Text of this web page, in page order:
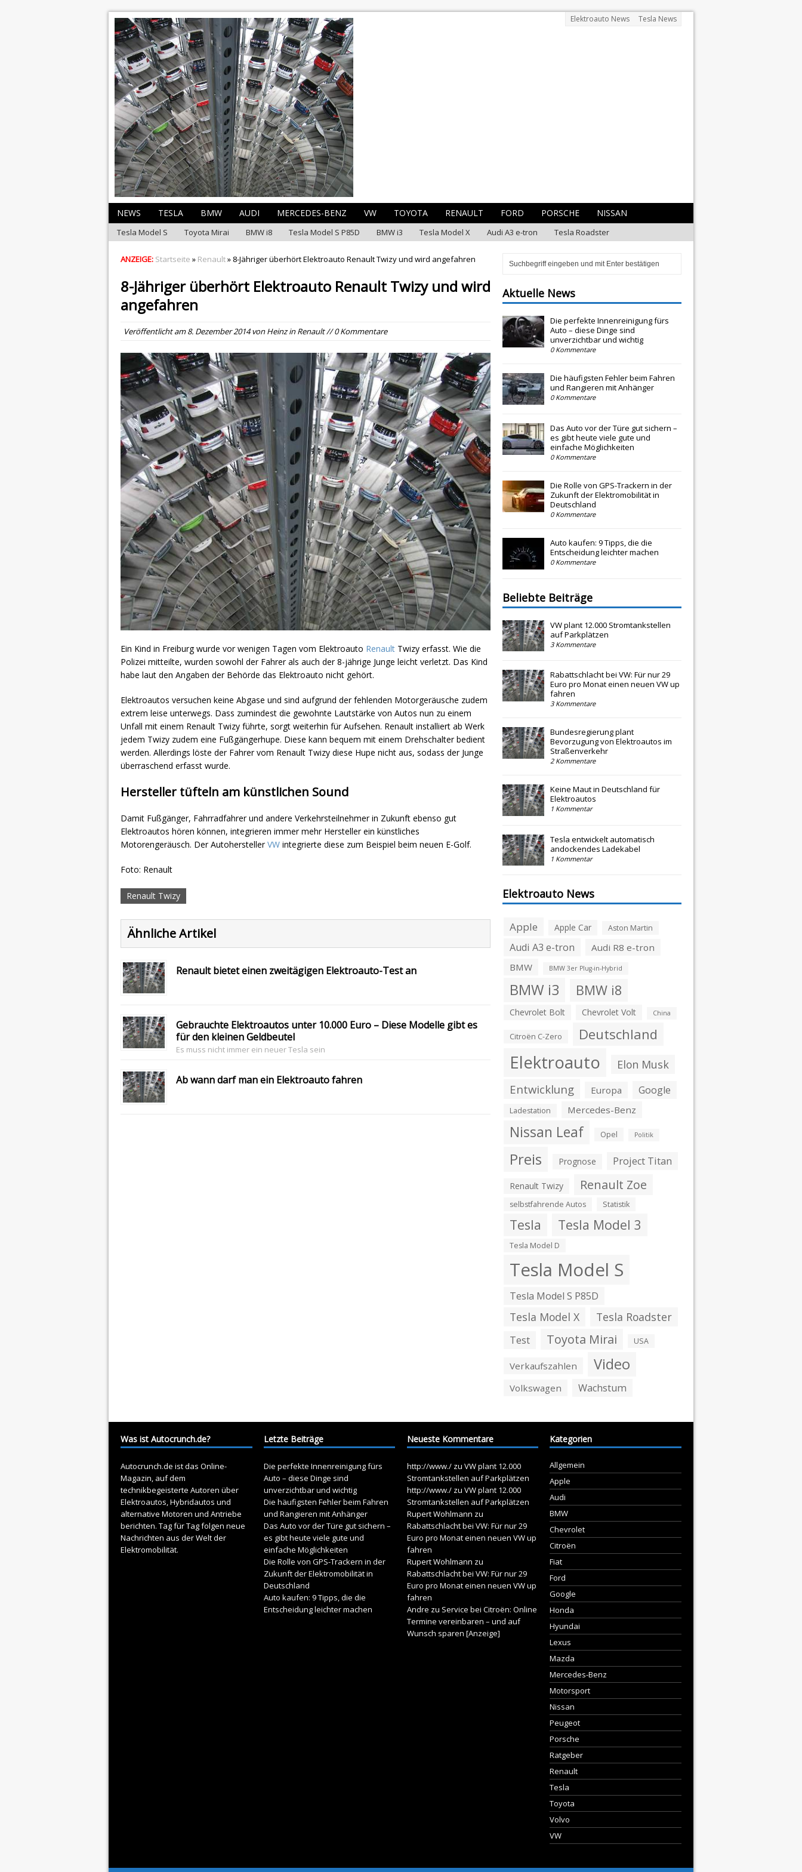
Elektroauto News Tesla News
NEWS TESLA BMW AUDI MERCEDES-BENZ VW TOYOTA RENAULT FORD PORSCHE NISSAN
Tesla Model S Toyota Mirai BMW i8 Tesla Model S P85D BMW i3 Tesla Model X Audi A3 e-tron Tesla Roadster
ANZEIGE: Startseite » Renault» 8-Jähriger überhört Elektroauto Renault Twizy und wird angefahren
8-Jähriger überhört Elektroauto Renault Twizy und wird
angefahren
Veröffentlicht am8. Dezember 2014vonHeinzinRenault// 0 Kommentare
Ein Kind in Freiburg wurde vor wenigen Tagen vom Elektroauto Renault Twizy erfasst. Wie die
Polizei mitteilte, wurden sowohl der Fahrer als auch der 8-jährige Junge leicht verletzt. Das Kind
habe laut den Angaben der Behörde das Elektroauto nicht gehört.
Elektroautos versuchen keine Abgase und sind aufgrund der fehlenden Motorgeräusche zudem
extrem leise unterwegs. Dass zumindest die gewohnte Lautstärke von Autos nun zu einem
Unfall mit einem Renault Twizy führte, sorgt weiterhin für Aufsehen. Renault installiert ab Werk
jedem Twizy zudem eine Fußgängerhupe. Diese kann bequem mit einem Drehschalter bedient
werden. Allerdings löste der Fahrer vom Renault Twizy diese Hupe nicht aus, sodass der Junge
überraschend erfasst wurde.
Hersteller tüfteln am künstlichen Sound
Damit Fußgänger, Fahrradfahrer und andere Verkehrsteilnehmer in Zukunft ebenso gut
Elektroautos hören können, integrieren immer mehr Hersteller ein künstliches
Motorengeräusch. Der AutoherstellerVW integrierte diese zum Beispiel beim neuen E-Golf.
Foto: Renault
Renault Twizy
Ähnliche Artikel
Renault bietet einen zweitägigen Elektroauto-Test an
Gebrauchte Elektroautos unter 10.000 Euro – Diese Modelle gibt es
für den kleinen Geldbeutel
Es muss nicht immer ein neuer Tesla sein
Ab wann darf man ein Elektroauto fahren
Aktuelle News
Die perfekte Innenreinigung fürs
Auto – diese Dinge sind
unverzichtbar und wichtig
0 Kommentare
Die häufigsten Fehler beim Fahren
und Rangieren mit Anhänger
0 Kommentare
Das Auto vor der Türe gut sichern –
es gibt heute viele gute und
einfache Möglichkeiten
0 Kommentare
Die Rolle von GPS-Trackern in der
Zukunft der Elektromobilität in
Deutschland
0 Kommentare
Auto kaufen: 9 Tipps, die die
Entscheidung leichter machen
0 Kommentare
Beliebte Beiträge
VW plant 12.000 Stromtankstellen
auf Parkplätzen
3 Kommentare
Rabattschlacht bei VW: Für nur 29
Euro pro Monat einen neuen VW up
fahren
3 Kommentare
Bundesregierung plant
Bevorzugung von Elektroautos im
Straßenverkehr
2 Kommentare
Keine Maut in Deutschland für
Elektroautos
1 Kommentar
Tesla entwickelt automatisch
andockendes Ladekabel
1 Kommentar
Elektroauto News
Apple Apple Car Aston Martin
Audi A3 e-tron
Audi R8 e-tron
BMW
BMW 3er Plug-in-Hybrid
BMW i3 BMW i8
Chevrolet Bolt Chevrolet Volt China
Citroën C-Zero Deutschland
Elektroauto Elon Musk
Entwicklung Europa Google
Ladestation Mercedes-Benz
Nissan Leaf Opel Politik
Preis Prognose Project Titan
Renault Twizy Renault Zoe
selbstfahrende Autos Statistik
Tesla Tesla Model 3
Tesla Model D
Tesla Model S
Tesla Model S P85D
Tesla Model X Tesla Roadster
Test Toyota Mirai USA
Verkaufszahlen Video
Volkswagen Wachstum
Was ist Autocrunch.de?
Autocrunch.de ist das Online-
Magazin, auf dem
technikbegeisterte Autoren über
Elektroautos, Hybridautos und
alternative Motoren und Antriebe
berichten. Tag für Tag folgen neue
Nachrichten aus der Welt der
Elektromobilität.
Letzte Beiträge
Die perfekte Innenreinigung fürs
Auto – diese Dinge sind
unverzichtbar und wichtig
Die häufigsten Fehler beim Fahren
und Rangieren mit Anhänger
Das Auto vor der Türe gut sichern –
es gibt heute viele gute und
einfache Möglichkeiten
Die Rolle von GPS-Trackern in der
Zukunft der Elektromobilität in
Deutschland
Auto kaufen: 9 Tipps, die die
Entscheidung leichter machen
Neueste Kommentare
http://www./zu VW plant 12.000
Stromtankstellen auf Parkplätzen
http://www./zu VW plant 12.000
Stromtankstellen auf Parkplätzen
Rupert Wohlmann zu
Rabattschlacht bei VW: Für nur 29
Euro pro Monat einen neuen VW up
fahren
Rupert Wohlmann zu
Rabattschlacht bei VW: Für nur 29
Euro pro Monat einen neuen VW up
fahren
Andre zu Service bei Citroën: Online
Termine vereinbaren – und auf
Wunsch sparen [Anzeige]
Kategorien
Allgemein
Apple
Audi
BMW
Chevrolet
Citroën
Fiat
Ford
Google
Honda
Hyundai
Lexus
Mazda
Mercedes-Benz
Motorsport
Nissan
Peugeot
Porsche
Ratgeber
Renault
Tesla
Toyota
Volvo
VW